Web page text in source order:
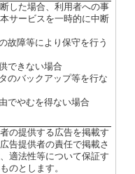
した場合、利用者への事
サービスを一時的に中断
故障等により保守を行う
できない場合
のバックアップ等を行な
でやむを得ない場合
の提供する広告を掲載す
告提供者の責任で掲載さ
適法性等について保証す
のとします。